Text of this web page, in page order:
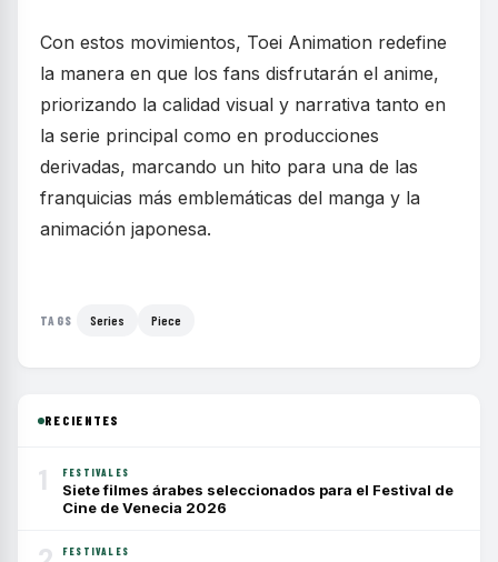
Con estos movimientos, Toei Animation redefine
la manera en que los fans disfrutarán el anime,
priorizando la calidad visual y narrativa tanto en
la serie principal como en producciones
derivadas, marcando un hito para una de las
franquicias más emblemáticas del manga y la
animación japonesa.
TAGS Series Piece
RECIENTES
1 FESTIVALES
Siete filmes árabes seleccionados para el Festival de
Cine de Venecia 2026
FESTIVALES